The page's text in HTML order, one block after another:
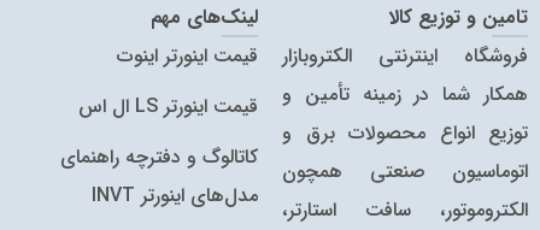
تامین و توزیع کالا
فروشگاه اینترنتی الکتروبازار
همکار شما در زمینه تأمین و
توزیع انواع محصولات برق و
اتوماسیون صنعتی همچون
الکتروموتور، سافت استارتر،
لینک‌های مهم
قیمت اینورتر اینوت
قیمت اینورتر LS ال اس
کاتالوگ و دفترچه راهنمای
مدل‌های اینورتر INVT